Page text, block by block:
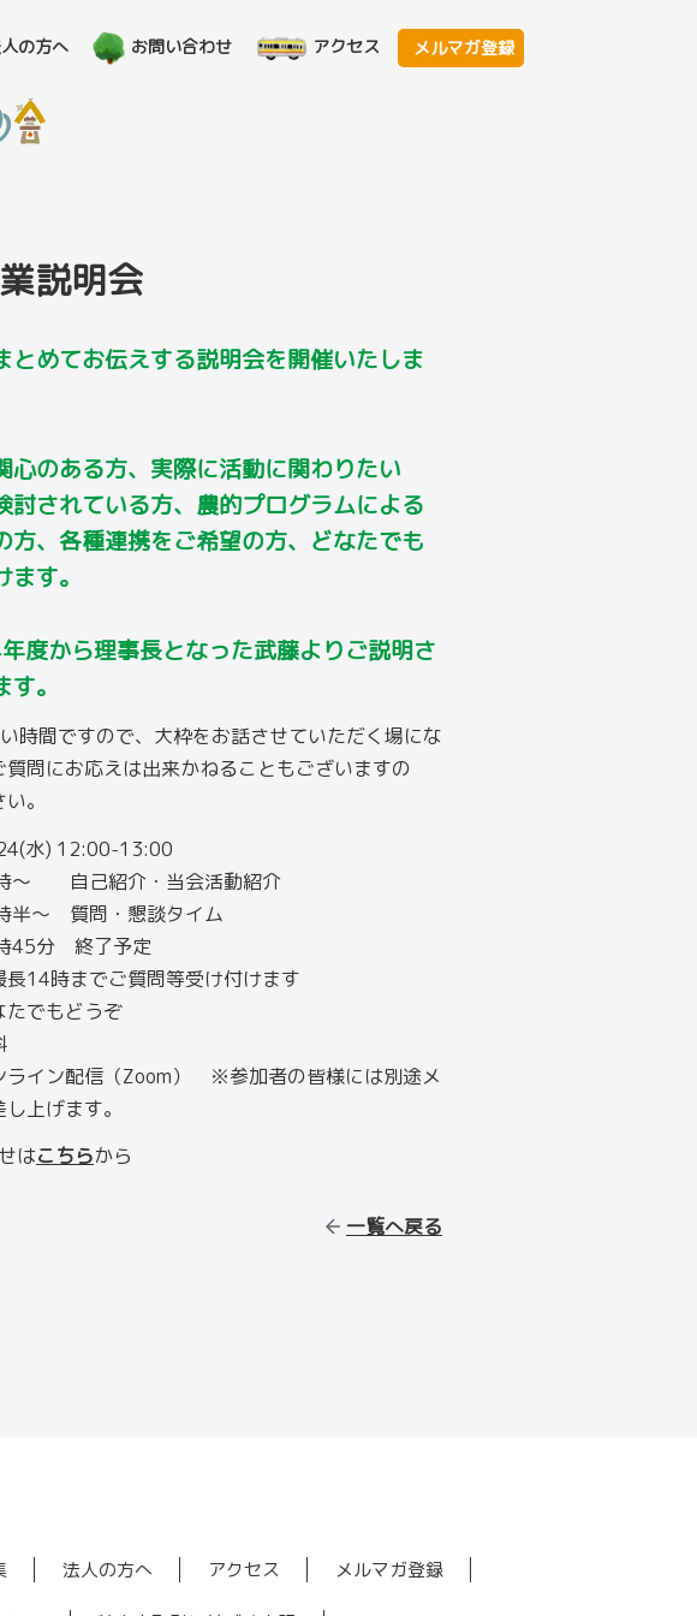
の方へ お問い合わせ アクセス メルマガ登録
説明会
とめてお伝えする説明会を開催いたしま
心のある方、実際に活動に関わりたい
討されている方、農的プログラムによる
方、各種連携をご希望の方、どなたでも
す。
度から理事長となった武藤よりご説明さ
。
時間ですので、大枠をお話させていただく場にな
質問にお応えは出来かねることもございますの
。
水) 12:00-13:00
紹介・当会活動紹介
問・懇談タイム
終了予定
でご質問等受け付けます
でもどうぞ
配信（Zoom） ※参加者の皆様には別途メ
上げます。
はこちらから
一覧へ戻る
法人の方へ アクセス メルマガ登録